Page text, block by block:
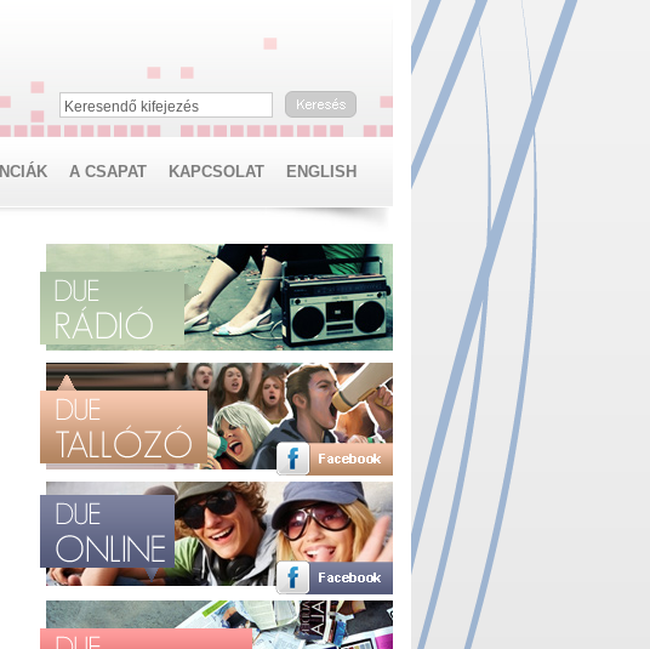
Keresendő kifejezés
A CSAPAT KAPCSOLAT ENGLISH